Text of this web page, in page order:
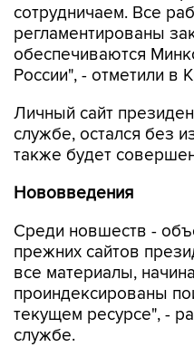
сотрудничаем. Все
регламентированы
обеспечиваются
России", - отметили в
Личный сайт
службе, остался без
также будет
Нововведения
Среди новшеств -
прежних сайтов
все материалы,
проиндексированы
текущем ресурсе", -
службе.